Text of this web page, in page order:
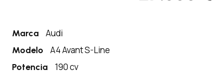
Marca Audi
Modelo A4 Avant S-Line
Potencia 190 cv